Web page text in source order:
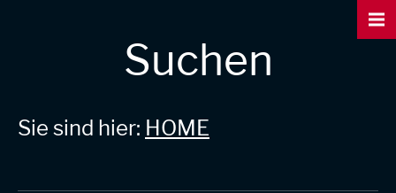
Suchen
Sie sind hier: HOME